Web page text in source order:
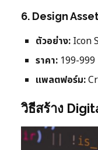
6. Design
ตัวอย่าง: Icon
ราคา: 199-999
แพลตฟอร์ม:
วิธีสร้าง